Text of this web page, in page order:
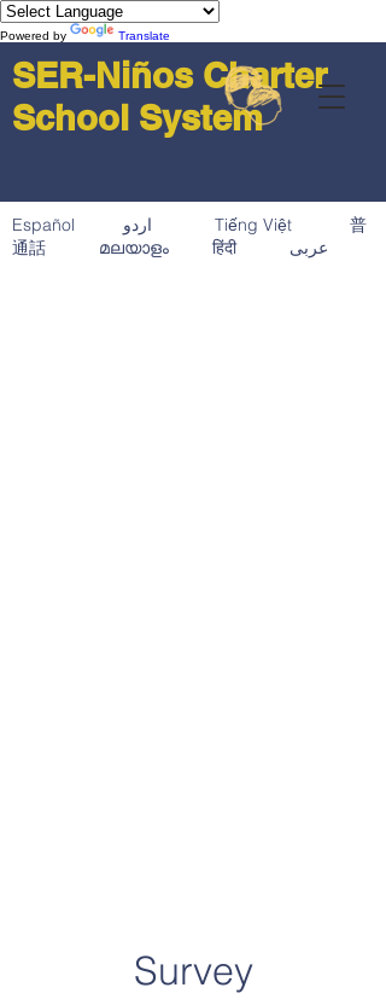
Powered by Translate
SER-Niños Charter
School System
Español اردو Tiếng Việt 普
通話 മലയാളം हिंदी عربى
Survey